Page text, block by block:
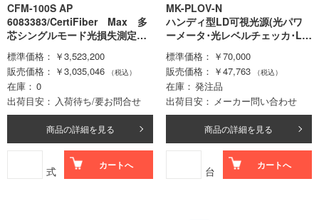
CFM-100S AP
6083383/CertiFiber Max 多
芯シングルモード光損失測定キ
ット(Versiv 本体 2 個)
標準価格
￥3,523,200
販売価格
￥3,035,046 （税込）
在庫
0
出荷目安
入荷待ち/要お問合せ
商品の詳細を見る
式 カートへ
MK-PLOV-N
ハンディ型LD可視光源(光パワ
ーメータ･光レベルチェッカ･LA
N探索機能付き) 校正証明書な
し
標準価格
￥70,000
販売価格
￥47,763 （税込）
在庫
発注品
出荷目安
メーカー問い合わせ
商品の詳細を見る
台 カートへ